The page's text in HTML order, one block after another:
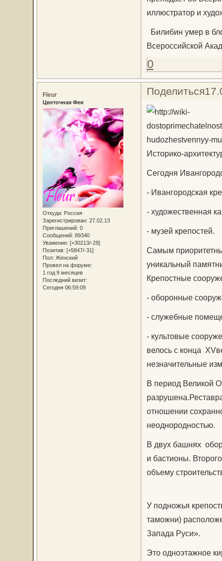
иллюстратор и
Билибин умер в
Всероссийской
0
Поделиться
Fleur
Цветочная Фея
Откуда: Россия
Зарегистрирован: 27.02.13
Приглашений: 0
Сообщений: 89340
Уважение: [+30213/-28]
Позитив: [+5847/-31]
Пол: Женский
Провел на форуме:
1 год 9 месяцев
Последний визит:
Сегодня 06:59:09
Историко-
Сегодня
- Ивангородская
- художественная
- музей крепостей.
Самым
уникальный
Крепостные
- оборонные
- служебные
- культовые
велось с конца
незначительные
В период Великой
отношении
неоднородностью.
В двух башнях
и бастионы.
объему
У подножья
таможни)
Запада Руси».
Это одноэтажное